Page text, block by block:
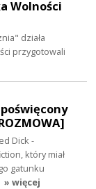
Wolności
działa
przygotowali
Dick -
który miał
gatunku
» więcej